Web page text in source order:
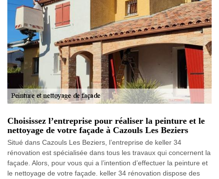
Choisissez l’entreprise pour réaliser la peinture et le
nettoyage de votre façade à Cazouls Les Beziers
Situé dans Cazouls Les Beziers, l’entreprise de keller 34
rénovation est spécialisée dans tous les travaux qui concernent la
façade. Alors, pour vous qui a l’intention d’effectuer la peinture et
le nettoyage de votre façade. keller 34 rénovation dispose des